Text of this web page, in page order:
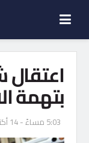
بتهمة
5:03 مساءً - 14 أكتوبر, 2020